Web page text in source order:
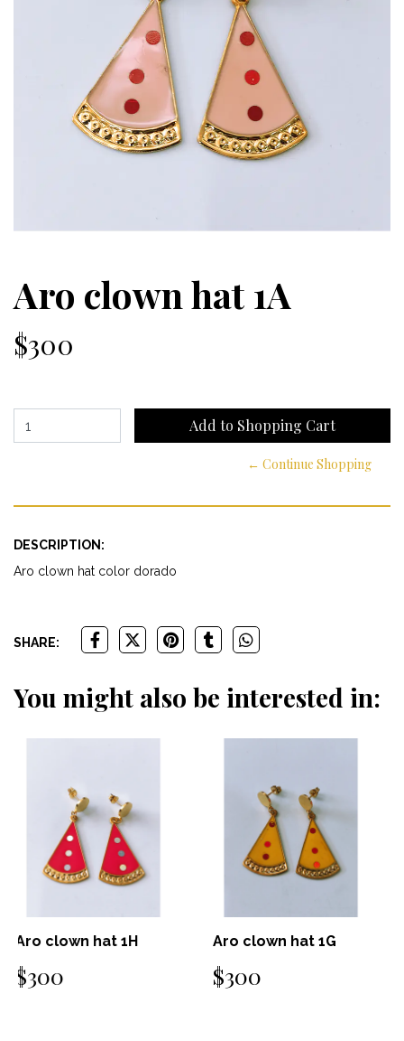
Aro clown hat 1A
$300
← Continue Shopping
DESCRIPTION:
Aro clown hat color dorado
SHARE:
You might also be interested in:
Aro clown hat 1G
$300
Aro clown hat 1F
$300